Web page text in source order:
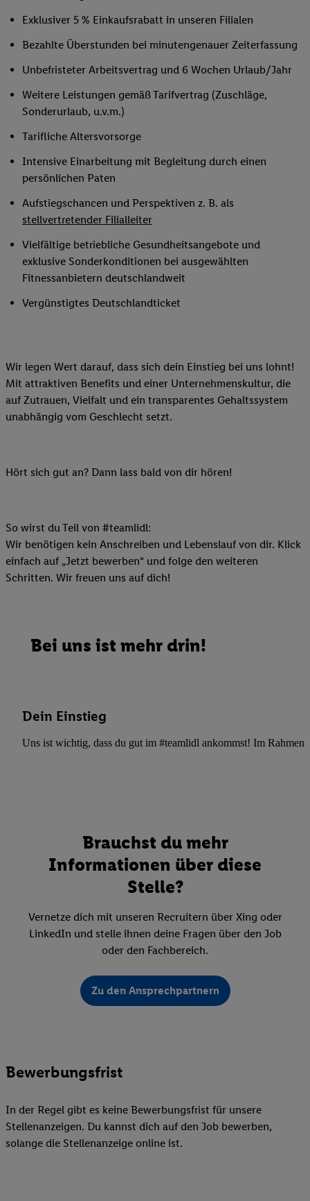
Exklusiver 5 % Einkaufsrabatt in unseren Filialen
Bezahlte Überstunden bei minutengenauer Zeiterfassung
Unbefristeter Arbeitsvertrag und 6 Wochen Urlaub/Jahr
Weitere Leistungen gemäß Tarifvertrag (Zuschläge,
Sonderurlaub, u.v.m.)
Tarifliche Altersvorsorge
Intensive Einarbeitung mit Begleitung durch einen
persönlichen Paten
Aufstiegschancen und Perspektiven z. B. als
stellvertretender Filialleiter
Vielfältige betriebliche Gesundheitsangebote und
exklusive Sonderkonditionen bei ausgewählten
Fitnessanbietern deutschlandweit
Vergünstigtes Deutschlandticket
Wir legen Wert darauf, dass sich dein Einstieg bei uns lohnt!
Mit attraktiven Benefits und einer Unternehmenskultur, die
auf Zutrauen, Vielfalt und ein transparentes Gehaltssystem
unabhängig vom Geschlecht setzt.
Hört sich gut an? Dann lass bald von dir hören!
So wirst du Teil von #teamlidl:
Wir benötigen kein Anschreiben und Lebenslauf von dir. Klick
einfach auf „Jetzt bewerben“ und folge den weiteren
Schritten. Wir freuen uns auf dich!
Bei uns ist mehr drin!
Dein Einstieg
Uns ist wichtig, dass du gut im #teamlidl ankommst! Im Rahmen
Brauchst du mehr
Informationen über diese
Stelle?
Vernetze dich mit unseren Recruitern über Xing oder
LinkedIn und stelle ihnen deine Fragen über den Job
oder den Fachbereich.
Zu den Ansprechpartnern
Bewerbungsfrist
In der Regel gibt es keine Bewerbungsfrist für unsere
Stellenanzeigen. Du kannst dich auf den Job bewerben,
solange die Stellenanzeige online ist.